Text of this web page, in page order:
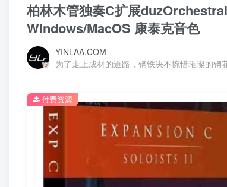
柏林木管独奏C扩展
Windows/MacOS 康泰克音色
YINLAA.COM
为了走上成材的道路，钢铁决不惋惜璀璨的钢
付费资源